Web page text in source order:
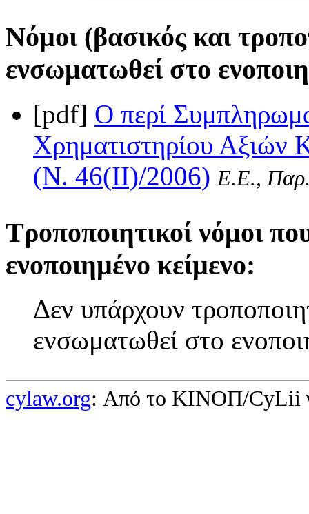
Νόμοι (βασικός και
ενσωματωθεί στο
[pdf] Ο περί
Χρηματιστηρίου
(Ν. 46(II)/2006) Ε.Ε.,
Τροποποιητικοί νόμοι
ενοποιημένο κείμενο:
Δεν υπάρχουν
ενσωματωθεί στο
cylaw.org: Από το ΚΙΝOΠ/CyLii